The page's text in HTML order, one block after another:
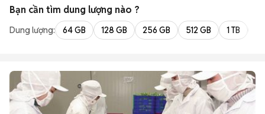
Bạn cần tìm dung lượng nào ?
Dung lượng: 64 GB 128 GB 256 GB 512 GB 1 TB